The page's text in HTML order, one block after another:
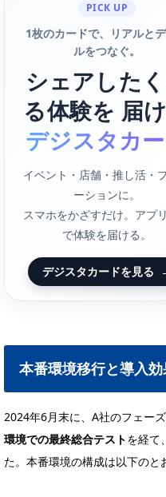
PICK UP
1枚のカードで、リアルと
ルをつなぐ。
シェアした
る体験を 届
デジスタカ
イベント・店舗・推し活・
ーションに。
スマホをかざすだけ。アプ
で体験を届ける。
デジスタカードを見る
本番環境移行と導入
2024年6月末に、A社のフェー
環境での最終総合テストを経て
た。本番環境の構成は以下のと